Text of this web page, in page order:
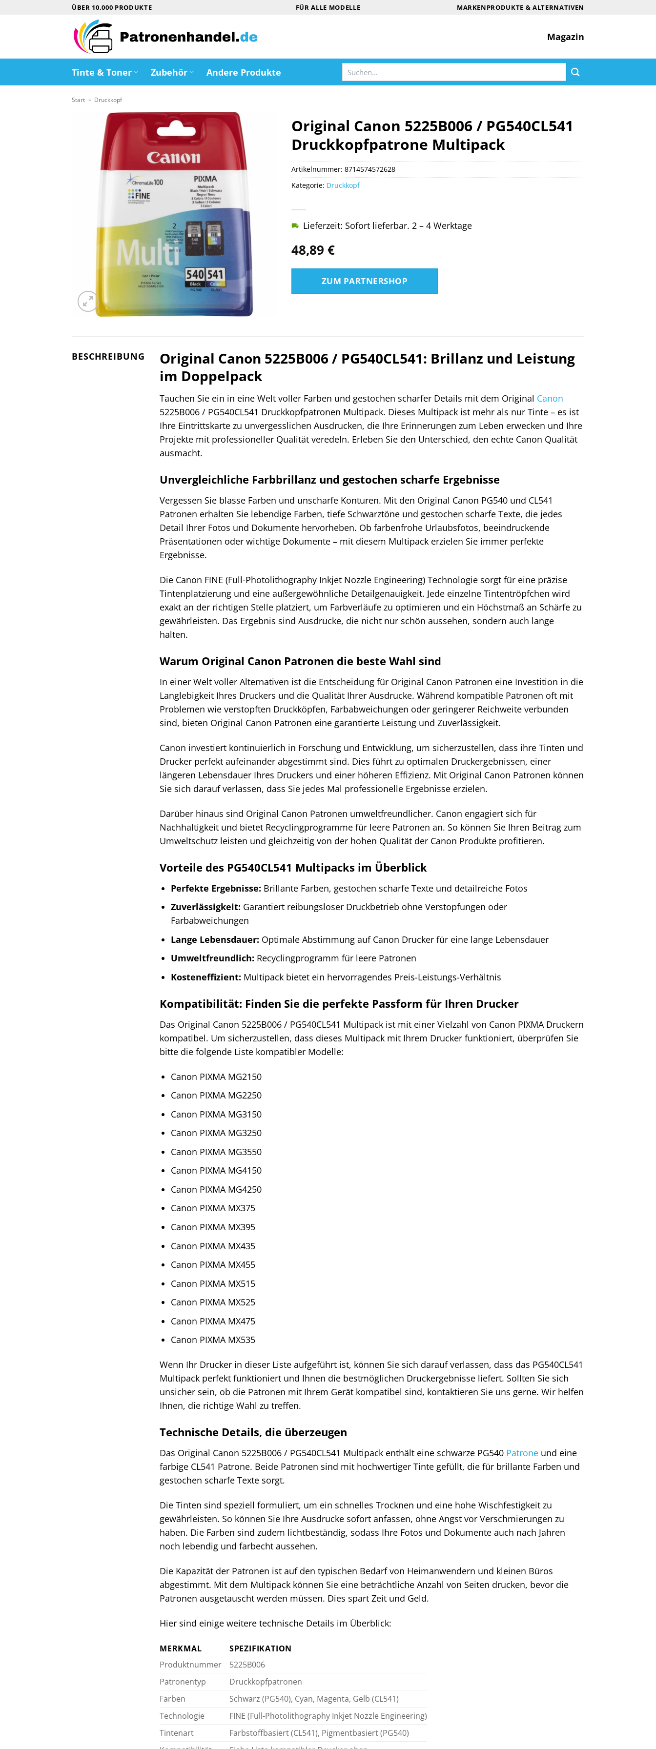
ÜBER 10.000 PRODUKTE FÜR ALLE MODELLE MARKENPRODUKTE & ALTERNATIVEN
Magazin
Tinte & Toner Zubehör Andere Produkte
Suchen
nach:
Start » Druckkopf
Original Canon 5225B006 / PG540CL541
Druckkopfpatrone Multipack
48,89 €
Lieferzeit: Sofort lieferbar. 2 – 4 Werktage
ZUM PARTNERSHOP
Artikelnummer: 8714574572628
Kategorie: Druckkopf
BESCHREIBUNG
Original Canon 5225B006 / PG540CL541: Brillanz und Leistung
im Doppelpack
Tauchen Sie ein in eine Welt voller Farben und gestochen scharfer Details mit dem Original Canon
5225B006 / PG540CL541 Druckkopfpatronen Multipack. Dieses Multipack ist mehr als nur Tinte – es ist
Ihre Eintrittskarte zu unvergesslichen Ausdrucken, die Ihre Erinnerungen zum Leben erwecken und Ihre
Projekte mit professioneller Qualität veredeln. Erleben Sie den Unterschied, den echte Canon Qualität
ausmacht.
Unvergleichliche Farbbrillanz und gestochen scharfe Ergebnisse
Vergessen Sie blasse Farben und unscharfe Konturen. Mit den Original Canon PG540 und CL541
Patronen erhalten Sie lebendige Farben, tiefe Schwarztöne und gestochen scharfe Texte, die jedes
Detail Ihrer Fotos und Dokumente hervorheben. Ob farbenfrohe Urlaubsfotos, beeindruckende
Präsentationen oder wichtige Dokumente – mit diesem Multipack erzielen Sie immer perfekte
Ergebnisse.
Die Canon FINE (Full-Photolithography Inkjet Nozzle Engineering) Technologie sorgt für eine präzise
Tintenplatzierung und eine außergewöhnliche Detailgenauigkeit. Jede einzelne Tintentröpfchen wird
exakt an der richtigen Stelle platziert, um Farbverläufe zu optimieren und ein Höchstmaß an Schärfe zu
gewährleisten. Das Ergebnis sind Ausdrucke, die nicht nur schön aussehen, sondern auch lange
halten.
Warum Original Canon Patronen die beste Wahl sind
In einer Welt voller Alternativen ist die Entscheidung für Original Canon Patronen eine Investition in die
Langlebigkeit Ihres Druckers und die Qualität Ihrer Ausdrucke. Während kompatible Patronen oft mit
Problemen wie verstopften Druckköpfen, Farbabweichungen oder geringerer Reichweite verbunden
sind, bieten Original Canon Patronen eine garantierte Leistung und Zuverlässigkeit.
Canon investiert kontinuierlich in Forschung und Entwicklung, um sicherzustellen, dass ihre Tinten und
Drucker perfekt aufeinander abgestimmt sind. Dies führt zu optimalen Druckergebnissen, einer
längeren Lebensdauer Ihres Druckers und einer höheren Effizienz. Mit Original Canon Patronen können
Sie sich darauf verlassen, dass Sie jedes Mal professionelle Ergebnisse erzielen.
Darüber hinaus sind Original Canon Patronen umweltfreundlicher. Canon engagiert sich für
Nachhaltigkeit und bietet Recyclingprogramme für leere Patronen an. So können Sie Ihren Beitrag zum
Umweltschutz leisten und gleichzeitig von der hohen Qualität der Canon Produkte profitieren.
Vorteile des PG540CL541 Multipacks im Überblick
Perfekte Ergebnisse: Brillante Farben, gestochen scharfe Texte und detailreiche Fotos
Zuverlässigkeit: Garantiert reibungsloser Druckbetrieb ohne Verstopfungen oder
Farbabweichungen
Lange Lebensdauer: Optimale Abstimmung auf Canon Drucker für eine lange Lebensdauer
Umweltfreundlich: Recyclingprogramm für leere Patronen
Kosteneffizient: Multipack bietet ein hervorragendes Preis-Leistungs-Verhältnis
Kompatibilität: Finden Sie die perfekte Passform für Ihren Drucker
Das Original Canon 5225B006 / PG540CL541 Multipack ist mit einer Vielzahl von Canon PIXMA Druckern
kompatibel. Um sicherzustellen, dass dieses Multipack mit Ihrem Drucker funktioniert, überprüfen Sie
bitte die folgende Liste kompatibler Modelle:
Canon PIXMA MG2150
Canon PIXMA MG2250
Canon PIXMA MG3150
Canon PIXMA MG3250
Canon PIXMA MG3550
Canon PIXMA MG4150
Canon PIXMA MG4250
Canon PIXMA MX375
Canon PIXMA MX395
Canon PIXMA MX435
Canon PIXMA MX455
Canon PIXMA MX515
Canon PIXMA MX525
Canon PIXMA MX475
Canon PIXMA MX535
Wenn Ihr Drucker in dieser Liste aufgeführt ist, können Sie sich darauf verlassen, dass das PG540CL541
Multipack perfekt funktioniert und Ihnen die bestmöglichen Druckergebnisse liefert. Sollten Sie sich
unsicher sein, ob die Patronen mit Ihrem Gerät kompatibel sind, kontaktieren Sie uns gerne. Wir helfen
Ihnen, die richtige Wahl zu treffen.
Technische Details, die überzeugen
Das Original Canon 5225B006 / PG540CL541 Multipack enthält eine schwarze PG540 Patrone und eine
farbige CL541 Patrone. Beide Patronen sind mit hochwertiger Tinte gefüllt, die für brillante Farben und
gestochen scharfe Texte sorgt.
Die Tinten sind speziell formuliert, um ein schnelles Trocknen und eine hohe Wischfestigkeit zu
gewährleisten. So können Sie Ihre Ausdrucke sofort anfassen, ohne Angst vor Verschmierungen zu
haben. Die Farben sind zudem lichtbeständig, sodass Ihre Fotos und Dokumente auch nach Jahren
noch lebendig und farbecht aussehen.
Die Kapazität der Patronen ist auf den typischen Bedarf von Heimanwendern und kleinen Büros
abgestimmt. Mit dem Multipack können Sie eine beträchtliche Anzahl von Seiten drucken, bevor die
Patronen ausgetauscht werden müssen. Dies spart Zeit und Geld.
Hier sind einige weitere technische Details im Überblick:
MERKMAL
SPEZIFIKATION
Produktnummer
5225B006
Patronentyp
Druckkopfpatronen
Farben
Schwarz (PG540), Cyan, Magenta, Gelb (CL541)
Technologie
FINE (Full-Photolithography Inkjet Nozzle Engineering)
Tintenart
Farbstoffbasiert (CL541), Pigmentbasiert (PG540)